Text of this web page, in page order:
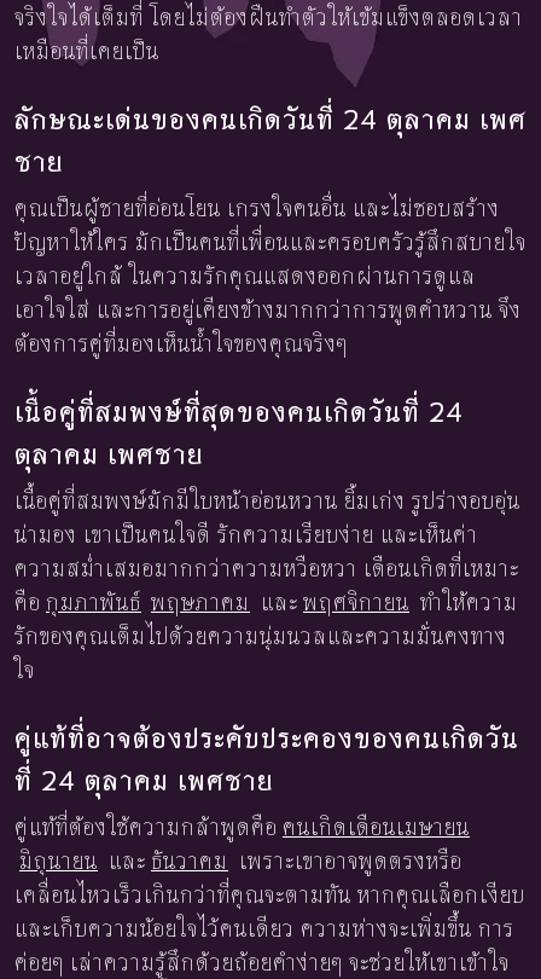
จริงใจได้เต็มที่ โดยไม่ต้องฝืนทำตัวให้เข้มแข็งตลอดเวลา
เหมือนที่เคยเป็น
ลักษณะเด่นของคนเกิดวันที่ 24 ตุลาคม เพศ
ชาย
คุณเป็นผู้ชายที่อ่อนโยน เกรงใจคนอื่น และไม่ชอบสร้าง
ปัญหาให้ใคร มักเป็นคนที่เพื่อนและครอบครัวรู้สึกสบายใจ
เวลาอยู่ใกล้ ในความรักคุณแสดงออกผ่านการดูแล
เอาใจใส่ และการอยู่เคียงข้างมากกว่าการพูดคำหวาน จึง
ต้องการคู่ที่มองเห็นน้ำใจของคุณจริงๆ
เนื้อคู่ที่สมพงษ์ที่สุดของคนเกิดวันที่ 24
ตุลาคม เพศชาย
เนื้อคู่ที่สมพงษ์มักมีใบหน้าอ่อนหวาน ยิ้มเก่ง รูปร่างอบอุ่น
น่ามอง เขาเป็นคนใจดี รักความเรียบง่าย และเห็นค่า
ความสม่ำเสมอมากกว่าความหวือหวา เดือนเกิดที่เหมาะ
คือ กุมภาพันธ์ พฤษภาคม และ พฤศจิกายน ทำให้ความ
รักของคุณเต็มไปด้วยความนุ่มนวลและความมั่นคงทาง
ใจ
คู่แท้ที่อาจต้องประคับประคองของคนเกิดวัน
ที่ 24 ตุลาคม เพศชาย
คู่แท้ที่ต้องใช้ความกล้าพูดคือ คนเกิดเดือนเมษายน
มิถุนายน และ ธันวาคม เพราะเขาอาจพูดตรงหรือ
เคลื่อนไหวเร็วเกินกว่าที่คุณจะตามทัน หากคุณเลือกเงียบ
และเก็บความน้อยใจไว้คนเดียว ความห่างจะเพิ่มขึ้น การ
ค่อยๆ เล่าความรู้สึกด้วยถ้อยคำง่ายๆ จะช่วยให้เขาเข้าใจ